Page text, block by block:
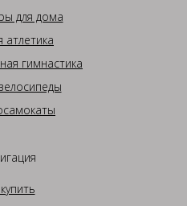
для дома
атлетика
гимнастика